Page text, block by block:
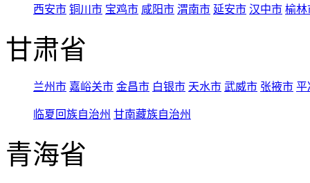
西安市 铜川市 宝鸡市 咸阳市 渭南市 延安市 汉中市 榆林
甘肃省
兰州市 嘉峪关市 金昌市 白银市 天水市 武威市 张掖市 平
临夏回族自治州 甘南藏族自治州
青海省